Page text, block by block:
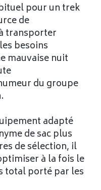
pour un trek
de
transporter
besoins
mauvaise nuit
du groupe
adapté
de sac plus
de sélection, il
à la fois le
total porté par les